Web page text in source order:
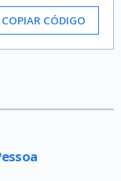
COPIAR CÓDIGO